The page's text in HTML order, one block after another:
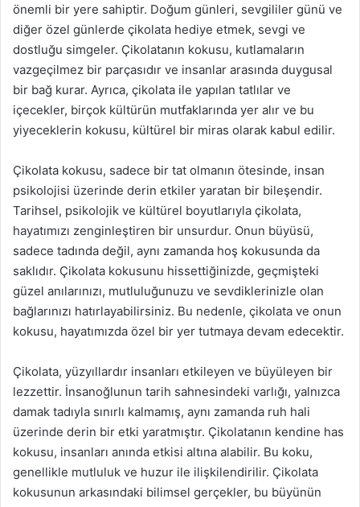
önemli bir yere sahiptir. Doğum günleri, sevgililer günü ve
diğer özel günlerde çikolata hediye etmek, sevgi ve
dostluğu simgeler. Çikolatanın kokusu, kutlamaların
vazgeçilmez bir parçasıdır ve insanlar arasında duygusal
bir bağ kurar. Ayrıca, çikolata ile yapılan tatlılar ve
içecekler, birçok kültürün mutfaklarında yer alır ve bu
yiyeceklerin kokusu, kültürel bir miras olarak kabul edilir.
Çikolata kokusu, sadece bir tat olmanın ötesinde, insan
psikolojisi üzerinde derin etkiler yaratan bir bileşendir.
Tarihsel, psikolojik ve kültürel boyutlarıyla çikolata,
hayatımızı zenginleştiren bir unsurdur. Onun büyüsü,
sadece tadında değil, aynı zamanda hoş kokusunda da
saklıdır. Çikolata kokusunu hissettiğinizde, geçmişteki
güzel anılarınızı, mutluluğunuzu ve sevdiklerinizle olan
bağlarınızı hatırlayabilirsiniz. Bu nedenle, çikolata ve onun
kokusu, hayatımızda özel bir yer tutmaya devam edecektir.
Çikolata, yüzyıllardır insanları etkileyen ve büyüleyen bir
lezzettir. İnsanoğlunun tarih sahnesindeki varlığı, yalnızca
damak tadıyla sınırlı kalmamış, aynı zamanda ruh hali
üzerinde derin bir etki yaratmıştır. Çikolatanın kendine has
kokusu, insanları anında etkisi altına alabilir. Bu koku,
genellikle mutluluk ve huzur ile ilişkilendirilir. Çikolata
kokusunun arkasındaki bilimsel gerçekler, bu büyünün